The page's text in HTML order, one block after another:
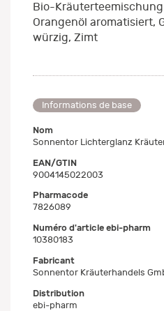
Bio-
Orangenöl aromatisiert,
würzig, Zimt
Informations de base
Nom
Sonnentor Lichterglanz
EAN/GTIN
9004145022003
Pharmacode
7826089
Numéro d'article ebi-pharm
10380183
Fabricant
Sonnentor Kräuterhandels
Distribution
ebi-pharm